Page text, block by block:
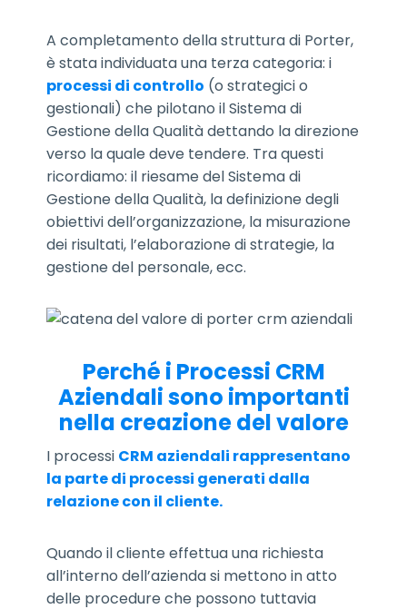
A completamento della struttura di Porter,
è stata individuata una terza categoria: i
processi di controllo (o strategici o
gestionali) che pilotano il Sistema di
Gestione della Qualità dettando la direzione
verso la quale deve tendere. Tra questi
ricordiamo: il riesame del Sistema di
Gestione della Qualità, la definizione degli
obiettivi dell’organizzazione, la misurazione
dei risultati, l’elaborazione di strategie, la
gestione del personale, ecc.
Perché i Processi CRM
Aziendali sono importanti
nella creazione del valore
I processi CRM aziendali rappresentano
la parte di processi generati dalla
relazione con il cliente.
Quando il cliente effettua una richiesta
all’interno dell’azienda si mettono in atto
delle procedure che possono tuttavia